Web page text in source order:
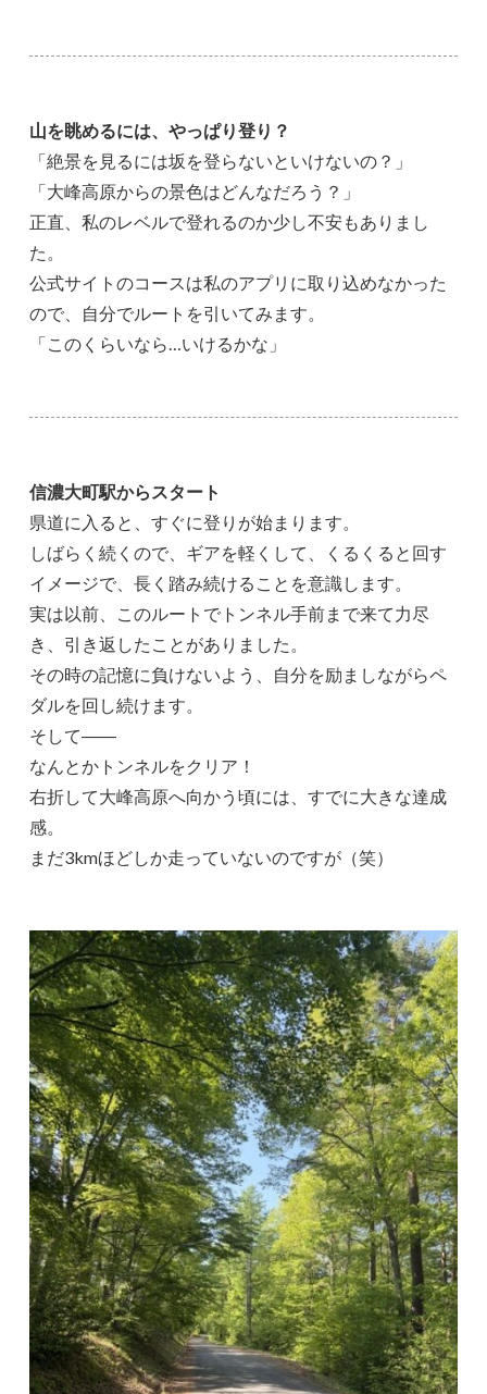
山を眺めるには、やっぱり登り？
「絶景を見るには坂を登らないといけないの？」
「大峰高原からの景色はどんなだろう？」
正直、私のレベルで登れるのか少し不安もありまし
た。
公式サイトのコースは私のアプリに取り込めなかった
ので、自分でルートを引いてみます。
「このくらいなら…いけるかな」
信濃大町駅からスタート
県道に入ると、すぐに登りが始まります。
しばらく続くので、ギアを軽くして、くるくると回す
イメージで、長く踏み続けることを意識します。
実は以前、このルートでトンネル手前まで来て力尽
き、引き返したことがありました。
その時の記憶に負けないよう、自分を励ましながらペ
ダルを回し続けます。
そして――
なんとかトンネルをクリア！
右折して大峰高原へ向かう頃には、すでに大きな達成
感。
まだ3kmほどしか走っていないのですが（笑）